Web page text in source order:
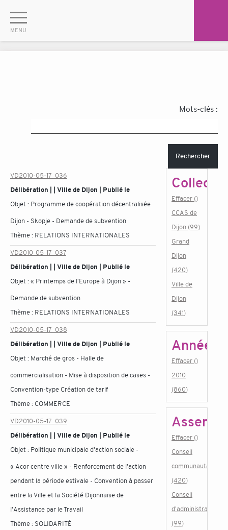
Mots-clés :
Rechercher
VD2010-05-17_036
Délibération | | Ville de Dijon | Publié le
Objet : Programme de coopération décentralisée
Dijon - Skopje - Demande de subvention
Thème : RELATIONS INTERNATIONALES
VD2010-05-17_037
Délibération | | Ville de Dijon | Publié le
Objet :« Printemps de l'Europe à Dijon » -
Demande de subvention
Thème : RELATIONS INTERNATIONALES
VD2010-05-17_038
Délibération | | Ville de Dijon | Publié le
Objet : Marché de gros - Halle de
commercialisation - Mise à disposition de cases -
Convention-type Création de tarif
Thème : COMMERCE
VD2010-05-17_039
Délibération | | Ville de Dijon | Publié le
Objet : Politique municipale d'action sociale -
« Acor centre ville » - Renforcement de l'action
pendant la période estivale - Convention à passer
entre la Ville et la Société Dijonnaise de
l'Assistance par le Travail
Thème : SOLIDARITÉ
Effacer ()
CCAS de
Dijon (99)
Grand
Dijon
(420)
Ville de
Dijon
(341)
Année
Effacer ()
2010
(860)
Effacer ()
Conseil
communautaire
(420)
Conseil
d'administration
(99)